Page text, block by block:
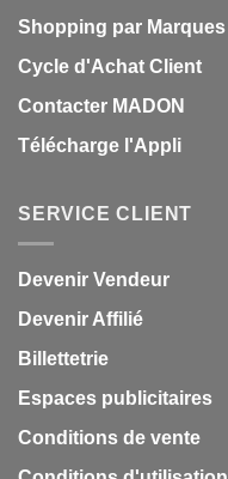
Shopping par Marques
Cycle d'Achat Client
Contacter MADON
Télécharge l'Appli
SERVICE CLIENT
Devenir Vendeur
Devenir Affilié
Billettetrie
Espaces publicitaires
Conditions de vente